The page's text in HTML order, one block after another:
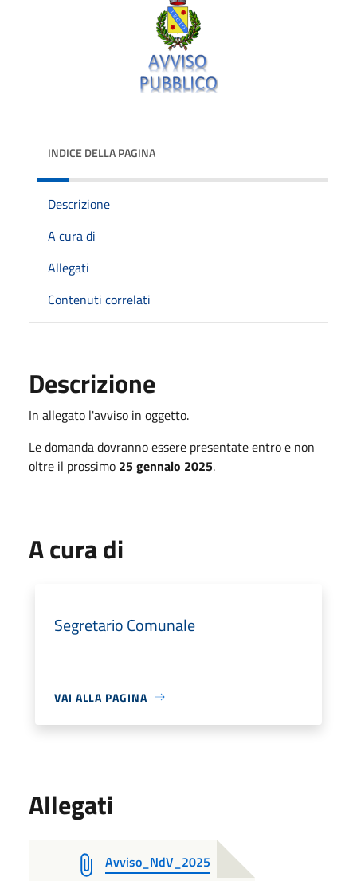
INDICE DELLA PAGINA
Descrizione
A cura di
Allegati
Contenuti correlati
Descrizione
In allegato l'avviso in oggetto.
Le domanda dovranno essere presentate entro e non
oltre il prossimo 25 gennaio 2025.
A cura di
Segretario Comunale
VAI ALLA PAGINA
Allegati
Avviso_NdV_2025